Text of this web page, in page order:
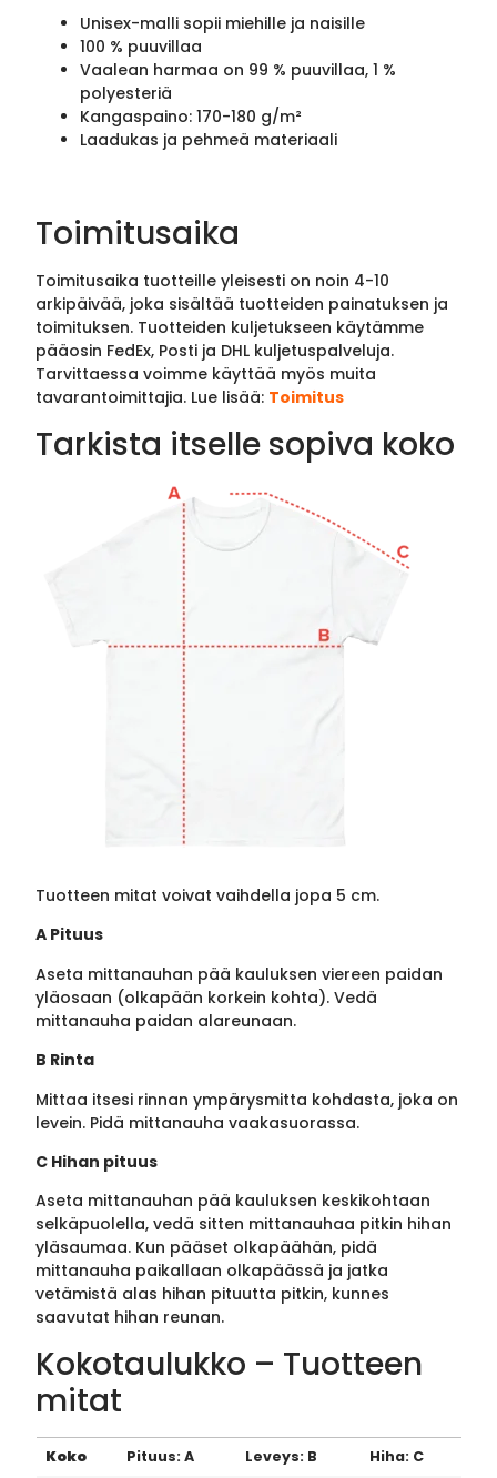
Unisex-malli sopii miehille ja naisille
100 % puuvillaa
Vaalean harmaa on 99 % puuvillaa, 1 %
polyesteriä
Kangaspaino: 170-180 g/m²
Laadukas ja pehmeä materiaali
Toimitusaika
Toimitusaika tuotteille yleisesti on noin 4-10
arkipäivää, joka sisältää tuotteiden painatuksen ja
toimituksen. Tuotteiden kuljetukseen käytämme
pääosin FedEx, Posti ja DHL kuljetuspalveluja.
Tarvittaessa voimme käyttää myös muita
tavarantoimittajia. Lue lisää: Toimitus
Tarkista itselle sopiva koko
Tuotteen mitat voivat vaihdella jopa 5 cm.
A Pituus
Aseta mittanauhan pää kauluksen viereen paidan
yläosaan (olkapään korkein kohta). Vedä
mittanauha paidan alareunaan.
B Rinta
Mittaa itsesi rinnan ympärysmitta kohdasta, joka on
levein. Pidä mittanauha vaakasuorassa.
C Hihan pituus
Aseta mittanauhan pää kauluksen keskikohtaan
selkäpuolella, vedä sitten mittanauhaa pitkin hihan
yläsaumaa. Kun pääset olkapäähän, pidä
mittanauha paikallaan olkapäässä ja jatka
vetämistä alas hihan pituutta pitkin, kunnes
saavutat hihan reunan.
Kokotaulukko – Tuotteen
mitat
Koko Pituus: A Leveys: B Hiha: C